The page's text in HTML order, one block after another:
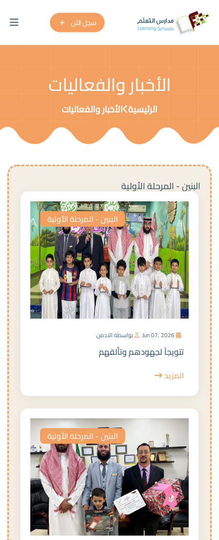
سجل الآن
الأخبار والفعاليات
الرئيسية الأخبار والفعاليات
البنين - المرحلة الأولية
البنين - المرحلة الأولية
بواسطة الادمن
تتويجاً لجهودهم وتألقهم
المزيد
البنين - المرحلة الأولية